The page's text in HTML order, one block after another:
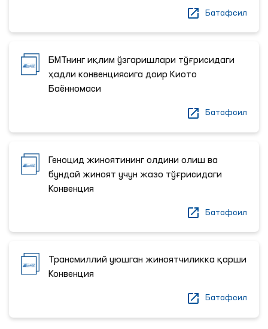
Батафсил
БМТнинг иқлим ўзгаришлари тўғрисидаги
ҳадли конвенциясига доир Киото
Баённомаси
Батафсил
Геноцид жиноятининг олдини олиш ва
бундай жиноят учун жазо тўғрисидаги
Конвенция
Батафсил
Трансмиллий уюшган жиноятчиликка қарши
Конвенция
Батафсил